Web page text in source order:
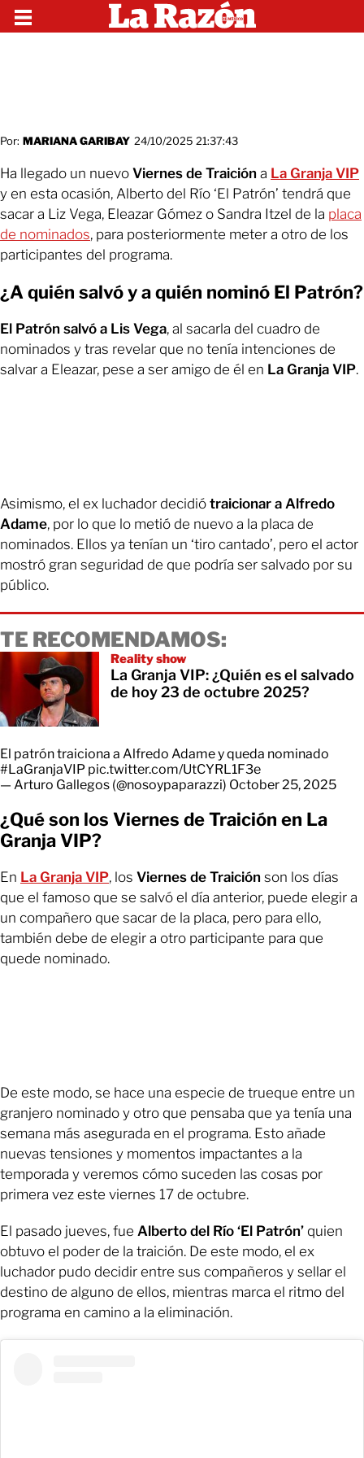
Por: MARIANA GARIBAY 24/10/2025 21:37:43
Ha llegado un nuevo Viernes de Traición a La Granja VIP
y en esta ocasión, Alberto del Río ‘El Patrón’ tendrá que
sacar a Liz Vega, Eleazar Gómez o Sandra Itzel de la placa
de nominados, para posteriormente meter a otro de los
participantes del programa.
¿A quién salvó y a quién nominó El Patrón?
El Patrón salvó a Lis Vega, al sacarla del cuadro de
nominados y tras revelar que no tenía intenciones de
salvar a Eleazar, pese a ser amigo de él en La Granja VIP.
Asimismo, el ex luchador decidió traicionar a Alfredo
Adame, por lo que lo metió de nuevo a la placa de
nominados. Ellos ya tenían un ‘tiro cantado’, pero el actor
mostró gran seguridad de que podría ser salvado por su
público.
TE RECOMENDAMOS:
Reality show
La Granja VIP: ¿Quién es el salvado
de hoy 23 de octubre 2025?
El patrón traiciona a Alfredo Adame y queda nominado
#LaGranjaVIP pic.twitter.com/UtCYRL1F3e
— Arturo Gallegos (@nosoypaparazzi) October 25, 2025
¿Qué son los Viernes de Traición en La
Granja VIP?
En La Granja VIP, los Viernes de Traición son los días
que el famoso que se salvó el día anterior, puede elegir a
un compañero que sacar de la placa, pero para ello,
también debe de elegir a otro participante para que
quede nominado.
De este modo, se hace una especie de trueque entre un
granjero nominado y otro que pensaba que ya tenía una
semana más asegurada en el programa. Esto añade
nuevas tensiones y momentos impactantes a la
temporada y veremos cómo suceden las cosas por
primera vez este viernes 17 de octubre.
El pasado jueves, fue Alberto del Río ‘El Patrón’ quien
obtuvo el poder de la traición. De este modo, el ex
luchador pudo decidir entre sus compañeros y sellar el
destino de alguno de ellos, mientras marca el ritmo del
programa en camino a la eliminación.